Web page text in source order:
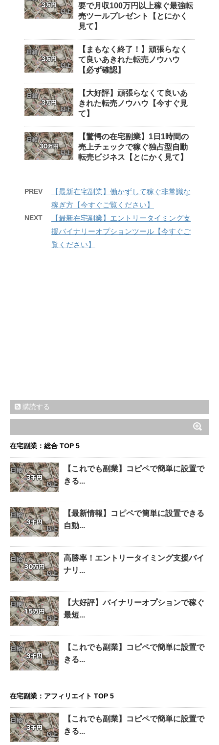
要で月収100万円以上稼ぐ最強転
売ツールプレゼント【とにかく
見て】
【まもなく終了！】頑張らなく
て良いあきれた転売ノウハウ
【必ず確認】
【大好評】頑張らなくて良いあ
きれた転売ノウハウ【今すぐ見
て】
【驚愕の在宅副業】1日1時間の
売上チェックで稼ぐ独占型自動
転売ビジネス【とにかく見て】
PREV
【最新在宅副業】働かずして稼ぐ非常識な
稼ぎ方【今すぐご覧ください】
NEXT
【最新在宅副業】エントリータイミング支
援バイナリーオプションツール【今すぐご
覧ください】
購読する
在宅副業：総合 TOP 5
【これでも副業】コピペで簡単に設置で
きる...
【最新情報】コピペで簡単に設置できる
自動...
高勝率！エントリータイミング支援バイ
ナリ...
【大好評】バイナリーオプションで稼ぐ
最短...
【これでも副業】コピペで簡単に設置で
きる...
在宅副業：アフィリエイト TOP 5
【これでも副業】コピペで簡単に設置で
きる...